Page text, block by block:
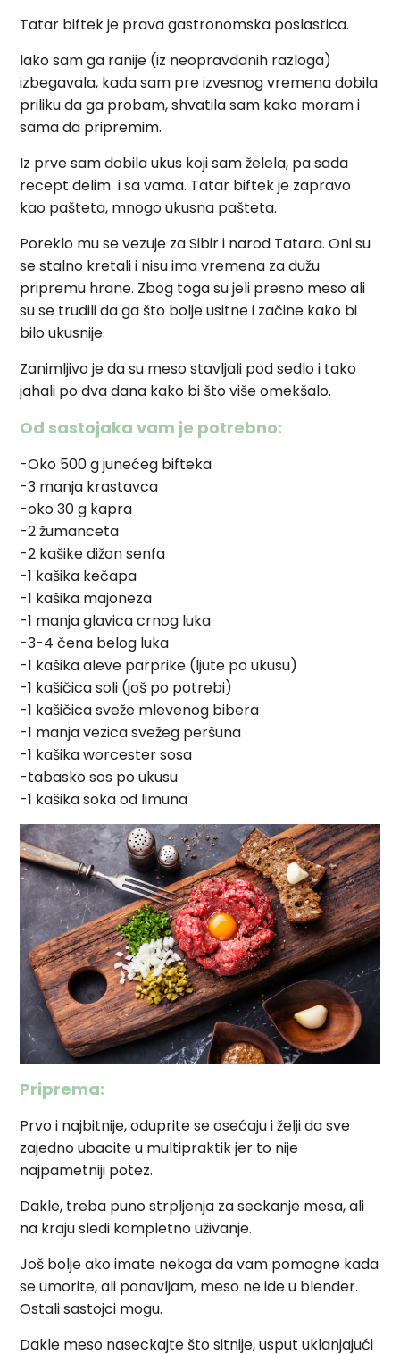
Tatar biftek je prava gastronomska poslastica.
Iako sam ga ranije (iz neopravdanih razloga)
izbegavala, kada sam pre izvesnog vremena dobila
priliku da ga probam, shvatila sam kako moram i
sama da pripremim.
Iz prve sam dobila ukus koji sam želela, pa sada
recept delim i sa vama. Tatar biftek je zapravo
kao pašteta, mnogo ukusna pašteta.
Poreklo mu se vezuje za Sibir i narod Tatara. Oni su
se stalno kretali i nisu ima vremena za dužu
pripremu hrane. Zbog toga su jeli presno meso ali
su se trudili da ga što bolje usitne i začine kako bi
bilo ukusnije.
Zanimljivo je da su meso stavljali pod sedlo i tako
jahali po dva dana kako bi što više omekšalo.
Od sastojaka vam je potrebno:
-Oko 500 g junećeg bifteka
-3 manja krastavca
-oko 30 g kapra
-2 žumanceta
-2 kašike dižon senfa
-1 kašika kečapa
-1 kašika majoneza
-1 manja glavica crnog luka
-3-4 čena belog luka
-1 kašika aleve parprike (ljute po ukusu)
-1 kašičica soli (još po potrebi)
-1 kašičica sveže mlevenog bibera
-1 manja vezica svežeg peršuna
-1 kašika worcester sosa
-tabasko sos po ukusu
-1 kašika soka od limuna
Priprema:
Prvo i najbitnije, oduprite se osećaju i želji da sve
zajedno ubacite u multipraktik jer to nije
najpametniji potez.
Dakle, treba puno strpljenja za seckanje mesa, ali
na kraju sledi kompletno uživanje.
Još bolje ako imate nekoga da vam pomogne kada
se umorite, ali ponavljam, meso ne ide u blender.
Ostali sastojci mogu.
Dakle meso naseckajte što sitnije, usput uklanjajući